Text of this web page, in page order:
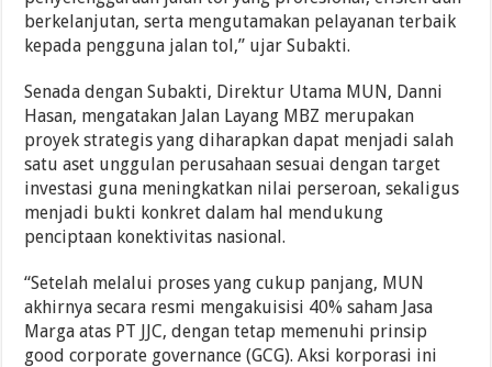
berkelanjutan, serta mengutamakan pelayanan terbaik
kepada pengguna jalan tol,” ujar Subakti.
Senada dengan Subakti, Direktur Utama MUN, Danni
Hasan, mengatakan Jalan Layang MBZ merupakan
proyek strategis yang diharapkan dapat menjadi salah
satu aset unggulan perusahaan sesuai dengan target
investasi guna meningkatkan nilai perseroan, sekaligus
menjadi bukti konkret dalam hal mendukung
penciptaan konektivitas nasional.
“Setelah melalui proses yang cukup panjang, MUN
akhirnya secara resmi mengakuisisi 40% saham Jasa
Marga atas PT JJC, dengan tetap memenuhi prinsip
good corporate governance (GCG). Aksi korporasi ini